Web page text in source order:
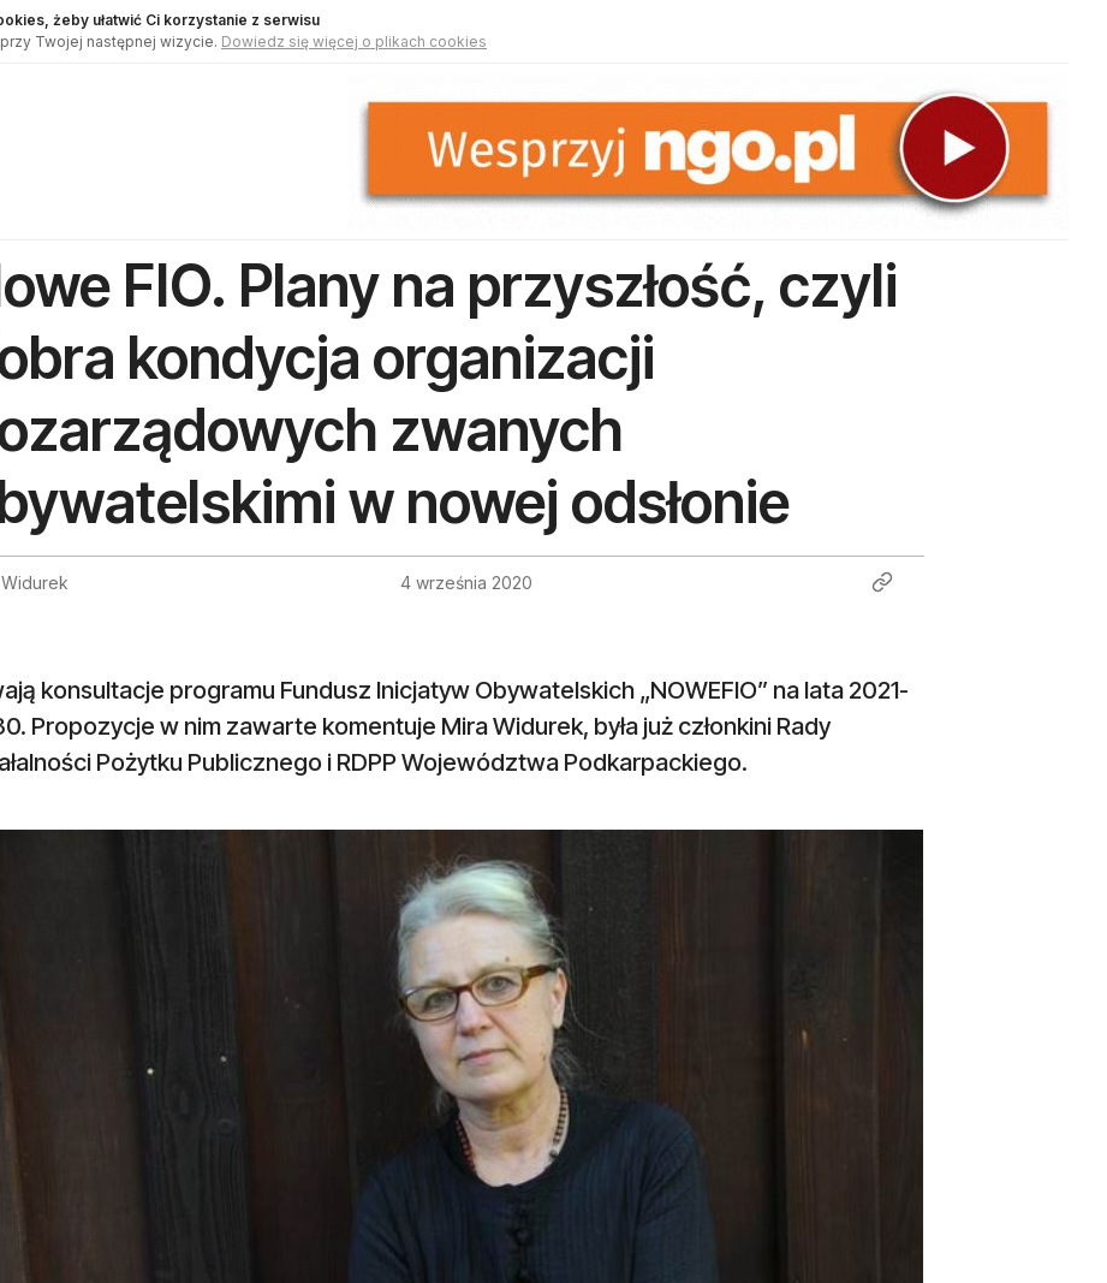
żeby ułatwić Ci korzystanie z serwisu
Twojej następnej wizycie. Dowiedz się więcej o plikach cookies
FIO. Plany na przyszłość, czyli
kondycja organizacji
zwanych
w nowej odsłonie
4 września 2020
konsultacje programu Fundusz Inicjatyw Obywatelskich „NOWEFIO” na lata 2021-
Propozycje w nim zawarte komentuje Mira Widurek, była już członkini Rady
Pożytku Publicznego i RDPP Województwa Podkarpackiego.